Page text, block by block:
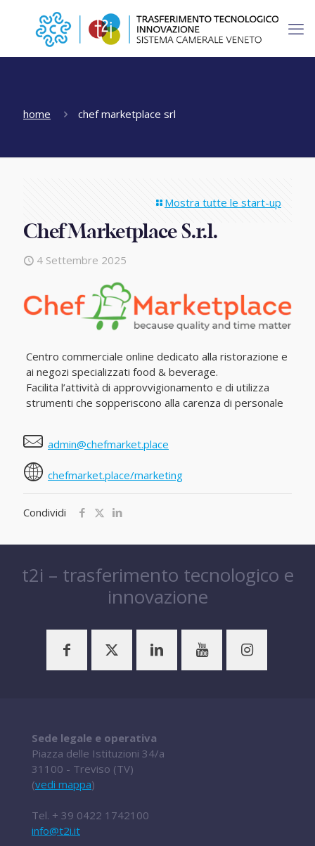
home chef marketplace srl
Mostra tutte le start-up
Chef Marketplace S.r.l.
4 Settembre 2025
Centro commerciale online dedicato alla ristorazione e
ai negozi specializzati food & beverage.
Facilita l’attività di approvvigionamento e di utilizza
strumenti che sopperiscono alla carenza di personale
admin@chefmarket.place
chefmarket.place/marketing
Condividi
t2i – trasferimento tecnologico e
innovazione
Sede legale e operativa
Piazza delle Istituzioni 34/a
31100 - Treviso (TV)
(vedi mappa)
Tel. + 39 0422 1742100
info@t2i.it